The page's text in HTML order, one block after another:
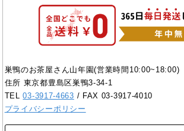
巣鴨のお茶屋さん山年園(営業時間10:00~18:00)
住所 東京都豊島区巣鴨3-34-1
TEL03-3917-4663 / FAX 03-3917-4010
プライバシーポリシー